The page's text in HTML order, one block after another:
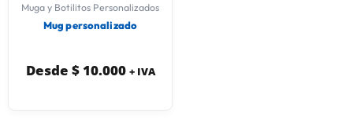
Muga y Botilitos Personalizados
Mug personalizado
Desde $10.000 + IVA